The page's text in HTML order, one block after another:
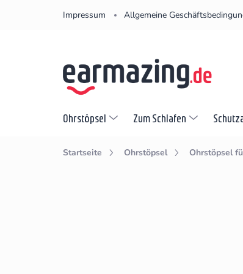
Impressum Allgemeine
Ohrstöpsel Zum Schlafen
Startseite Ohrstöpsel Ohrstöpsel